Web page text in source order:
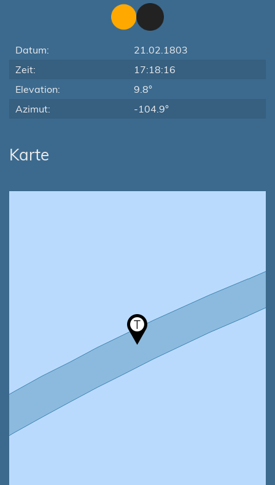
Datum:
21.02.1803
Zeit:
17:18:16
Elevation:
9.8°
Azimut:
-104.9°
Karte